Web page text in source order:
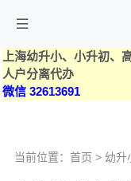
上海幼升小、小升初、
人户分离代办
微信 32613691
当前位置： 首页 > 幼升